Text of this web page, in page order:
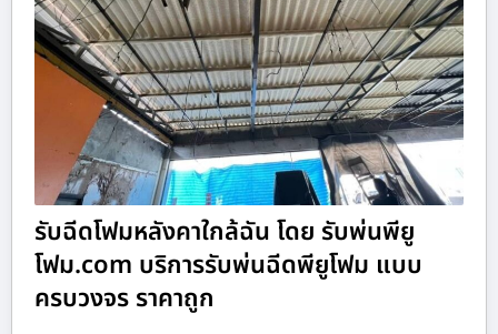
รับฉีดโฟมหลังคาใกล้ฉัน โดย รับพ่นพียู
โฟม.com บริการรับพ่นฉีดพียูโฟม แบบ
ครบวงจร ราคาถูก